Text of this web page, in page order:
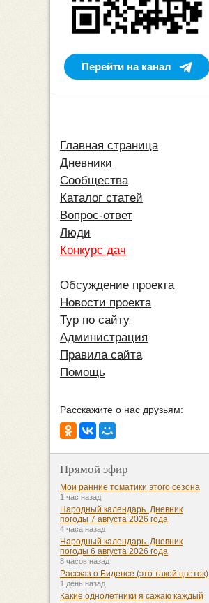
Перейти на канал
Главная страница
Дневники
Сообщества
Каталог статей
Вопрос-ответ
Люди
Конкурс дач
Обсуждение проекта
Новости проекта
Тур по сайту
Администрация
Правила сайта
Помощь
Расскажите о нас друзьям:
Прямой эфир
Мои ранние томатики этого сезона
1 час назад
Народный календарь. Дневник
погоды 7 августа 2026 года
4 часа назад
Народный календарь. Дневник
погоды 6 августа 2026 года
8 часов назад
Рассказ о Биденсе (это такой цветок)
1 день назад
Какие однолетники я сажаю каждый